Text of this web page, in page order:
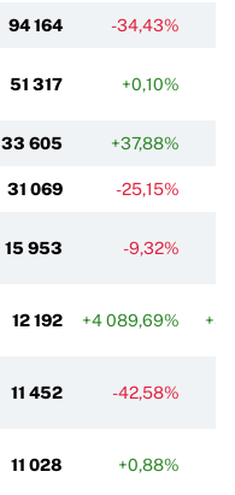
94 164 -34,43%
51 317 +0,10%
33 605 +37,88%
31 069 -25,15%
15 953 -9,32%
12 192 +4 089,69% +5
11 452 -42,58%
11 028 +0,88%